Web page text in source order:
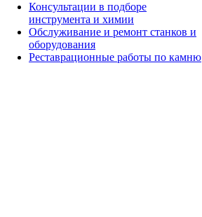
Консультации в подборе
инструмента и химии
Обслуживание и ремонт станков и
оборудования
Реставрационные работы по камню